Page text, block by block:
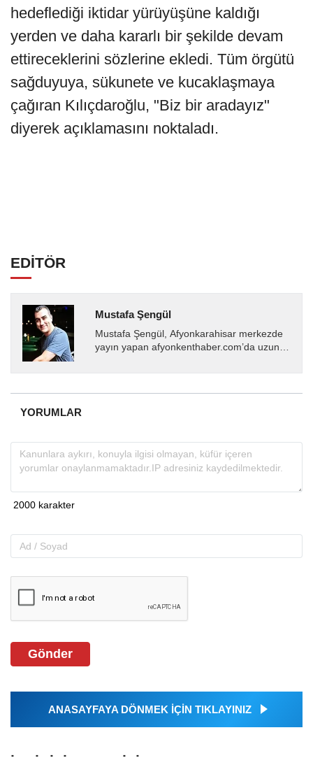
hedeflediği iktidar yürüyüşüne kaldığı
yerden ve daha kararlı bir şekilde devam
ettireceklerini sözlerine ekledi. Tüm örgütü
sağduyuya, sükunete ve kucaklaşmaya
çağıran Kılıçdaroğlu, "Biz bir aradayız"
diyerek açıklamasını noktaladı.
EDİTÖR
Mustafa Şengül
Mustafa Şengül, Afyonkarahisar merkezde
yayın yapan afyonkenthaber.com’da uzun
almakta, haber akışı...
YORUMLAR
Gönder
ANASAYFAYA DÖNMEK İÇİN TIKLAYINIZ